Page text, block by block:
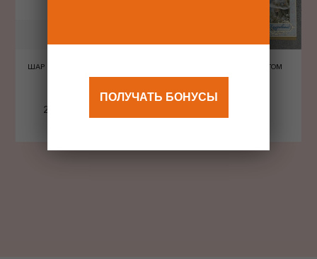
ШАР ШЕЛКОГРАФИЯ СЕРДЦА
КРАСНЫЕ
240 Р
ОТКРЫТКА С КОНВЕРТОМ
ПОЛУЧАТЬ БОНУСЫ